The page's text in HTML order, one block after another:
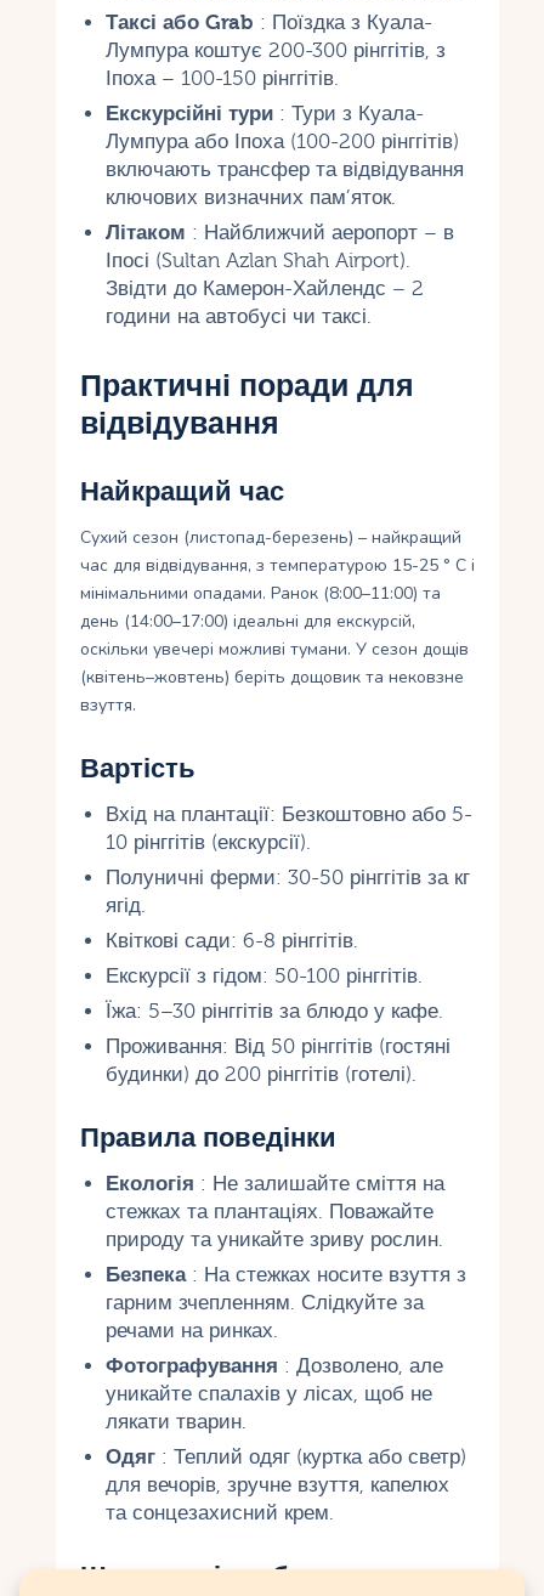
Таксі або Grab : Поїздка з Куала-
Лумпура коштує 200-300 рінггітів, з
Іпоха – 100-150 рінггітів.
Екскурсійні тури: Тури з Куала-
Лумпура або Іпоха (100-200 рінггітів)
включають трансфер та відвідування
ключових визначних пам’яток.
Літаком : Найближчий аеропорт – в
Іпосі (Sultan Azlan Shah Airport).
Звідти до Камерон-Хайлендс – 2
години на автобусі чи таксі.
Практичні поради для
відвідування
Найкращий час
Сухий сезон (листопад-березень) – найкращий
час для відвідування, з температурою 15-25 ° C і
мінімальними опадами. Ранок (8:00–11:00) та
день (14:00–17:00) ідеальні для екскурсій,
оскільки увечері можливі тумани. У сезон дощів
(квітень–жовтень) беріть дощовик та нековзне
взуття.
Вартість
Вхід на плантації: Безкоштовно або 5-
10 рінггітів (екскурсії).
Полуничні ферми: 30-50 рінггітів за кг
ягід.
Квіткові сади: 6-8 рінггітів.
Екскурсії з гідом: 50-100 рінггітів.
Їжа: 5–30 рінггітів за блюдо у кафе.
Проживання: Від 50 рінггітів (гостяні
будинки) до 200 рінггітів (готелі).
Правила поведінки
Екологія : Не залишайте сміття на
стежках та плантаціях. Поважайте
природу та уникайте зриву рослин.
Безпека: На стежках носите взуття з
гарним зчепленням. Слідкуйте за
речами на ринках.
Фотографування : Дозволено, але
уникайте спалахів у лісах, щоб не
лякати тварин.
Одяг: Теплий одяг (куртка або светр)
для вечорів, зручне взуття, капелюх
та сонцезахисний крем.
Що взяти із собою